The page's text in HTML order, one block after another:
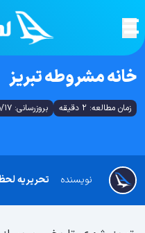
خانه مشروطه تبریز
زمان مطالعه: 2 دقیقه بروزرسانی: 1403/05/17
تحریریه نویسنده